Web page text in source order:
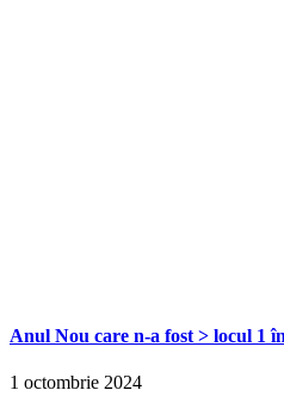
Anul Nou care n-a fost > locul 1
1 octombrie 2024